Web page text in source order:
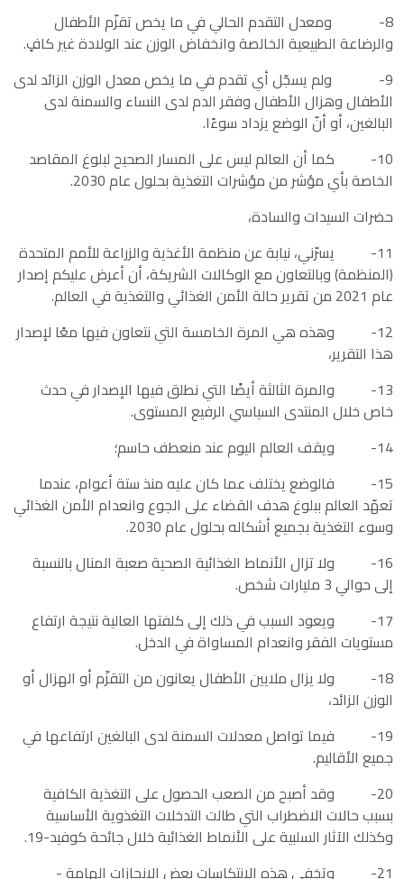
8- ومعدل التقدم الحالي في ما يخص تقزّم الأطفال
والرضاعة الطبيعية الخالصة وانخفاض الوزن عند الولادة غير كافٍ.
9- ولم يسجّل أي تقدم في ما يخص معدل الوزن الزائد لدى
الأطفال وهزال الأطفال وفقر الدم لدى النساء والسمنة لدى
البالغين، أو أنّ الوضع يزداد سوءًا.
10- كما أن العالم ليس على المسار الصحيح لبلوغ المقاصد
الخاصة بأي مؤشر من مؤشرات التغذية بحلول عام 2030.
حضرات السيدات والسادة،
11- يسرّني، نيابة عن منظمة الأغذية والزراعة للأمم المتحدة
(المنظمة) وبالتعاون مع الوكالات الشريكة، أن أعرض عليكم إصدار
عام 2021 من تقرير حالة الأمن الغذائي والتغذية في العالم.
12- وهذه هي المرة الخامسة التي نتعاون فيها معًا لإصدار
هذا التقرير،
13- والمرة الثالثة أيضًا التي نطلق فيها الإصدار في حدث
خاص خلال المنتدى السياسي الرفيع المستوى.
14- ويقف العالم اليوم عند منعطف حاسم؛
15- فالوضع يختلف عما كان عليه منذ ستة أعوام، عندما
تعهّد العالم ببلوغ هدف القضاء على الجوع وانعدام الأمن الغذائي
وسوء التغذية بجميع أشكاله بحلول عام 2030.
16- ولا تزال الأنماط الغذائية الصحية صعبة المنال بالنسبة
إلى حوالي 3 مليارات شخص.
17- ويعود السبب في ذلك إلى كلفتها العالية نتيجة ارتفاع
مستويات الفقر وانعدام المساواة في الدخل.
18- ولا يزال ملايين الأطفال يعانون من التقزّم أو الهزال أو
الوزن الزائد،
19- فيما تواصل معدلات السمنة لدى البالغين ارتفاعها في
جميع الأقاليم.
20- وقد أصبح من الصعب الحصول على التغذية الكافية
بسبب حالات الاضطراب التي طالت التدخلات التغذوية الأساسية
وكذلك الآثار السلبية على الأنماط الغذائية خلال جائحة كوفيد-19.
21- وتخفي هذه الانتكاسات بعض الإنجازات الهامة -